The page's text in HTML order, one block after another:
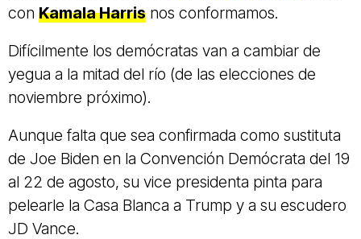
con Kamala Harris nos conformamos.
Difícilmente los demócratas van a cambiar de
yegua a la mitad del río (de las elecciones de
noviembre próximo).
Aunque falta que sea confirmada como sustituta
de Joe Biden en la Convención Demócrata del 19
al 22 de agosto, su vice presidenta pinta para
pelearle la Casa Blanca a Trump y a su escudero
JD Vance.